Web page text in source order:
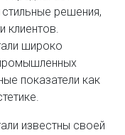
решения,
клиентов.
широко
показатели как
известны своей